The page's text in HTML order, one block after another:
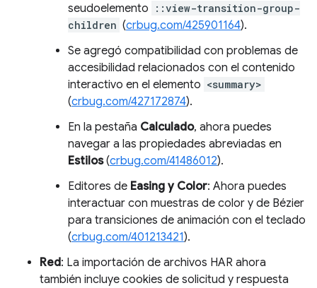
seudoelemento
::view-transition-group-
children (crbug.com/425901164).
Se agregó compatibilidad con problemas de
accesibilidad relacionados con el contenido
interactivo en el elemento <summary>
(crbug.com/427172874).
En la pestaña Calculado, ahora puedes
navegar a las propiedades abreviadas en
Estilos(crbug.com/41486012).
Editores de Easing y Color: Ahora puedes
interactuar con muestras de color y de Bézier
para transiciones de animación con el teclado
(crbug.com/401213421).
Red: La importación de archivos HAR ahora
también incluye cookies de solicitud y respuesta